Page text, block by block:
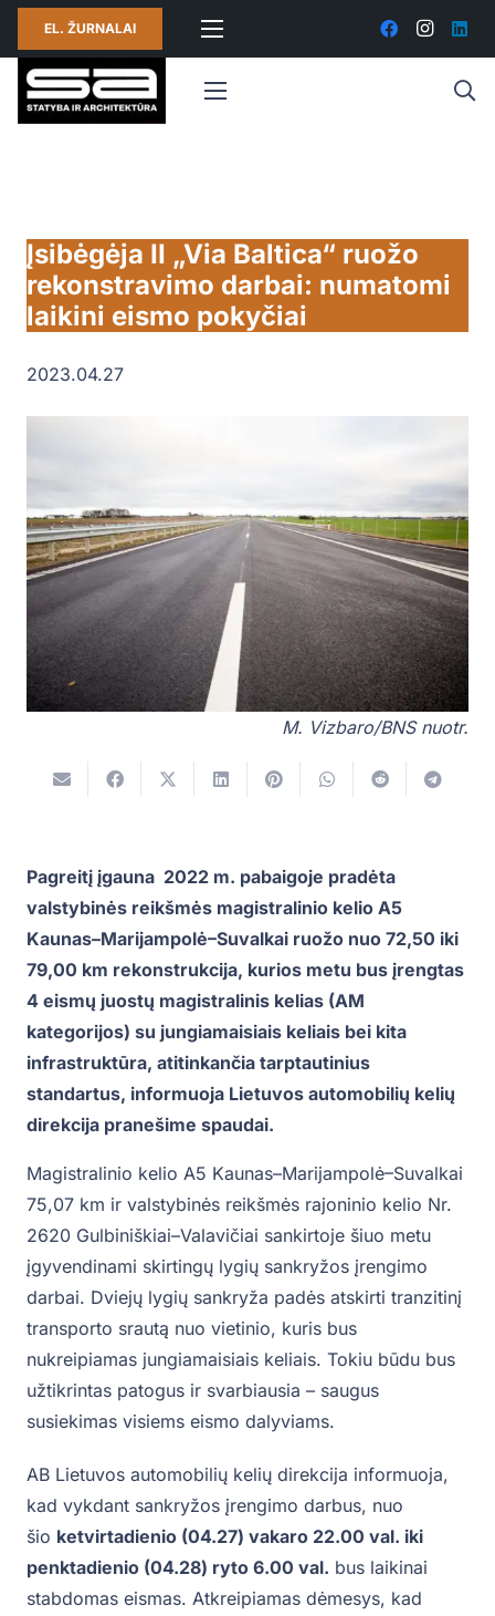
EL. ŽURNALAI
Įsibėgėja II „Via Baltica“ ruožo
rekonstravimo darbai: numatomi
laikini eismo pokyčiai
2023.04.27
M. Vizbaro/BNS nuotr.
Pagreitį įgauna 2022 m. pabaigoje pradėta
valstybinės reikšmės magistralinio kelio A5
Kaunas–Marijampolė–Suvalkai ruožo nuo 72,50 iki
79,00 km rekonstrukcija, kurios metu bus įrengtas
4 eismų juostų magistralinis kelias (AM
kategorijos) su jungiamaisiais keliais bei kita
infrastruktūra, atitinkančia tarptautinius
standartus, informuoja Lietuvos automobilių kelių
direkcija pranešime spaudai.
Magistralinio kelio A5 Kaunas–Marijampolė–Suvalkai
75,07 km ir valstybinės reikšmės rajoninio kelio Nr.
2620 Gulbiniškiai–Valavičiai sankirtoje šiuo metu
įgyvendinami skirtingų lygių sankryžos įrengimo
darbai. Dviejų lygių sankryža padės atskirti tranzitinį
transporto srautą nuo vietinio, kuris bus
nukreipiamas jungiamaisiais keliais. Tokiu būdu bus
užtikrintas patogus ir svarbiausia – saugus
susiekimas visiems eismo dalyviams.
AB Lietuvos automobilių kelių direkcija informuoja,
kad vykdant sankryžos įrengimo darbus, nuo
šio ketvirtadienio (04.27) vakaro 22.00 val. iki
penktadienio (04.28) ryto 6.00 val. bus laikinai
stabdomas eismas. Atkreipiamas dėmesys, kad